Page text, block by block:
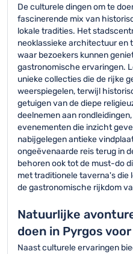
De culturele dingen om te
fascinerende mix van
lokale tradities. Het
neoklassieke architectuur en
waar bezoekers kunnen
gastronomische ervaringen.
unieke collecties die de rijke
weerspiegelen, terwijl
getuigen van de diepe
deelnemen aan
evenementen die inzicht
nabijgelegen antieke
ongeëvenaarde reis terug in
behoren ook tot de must-do
met traditionele taverna's die
de gastronomische rijkdom
Natuurlijke
doen in Pyrgos
Naast culturele ervaringen